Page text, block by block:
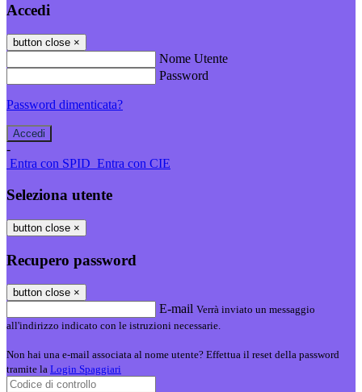
Accedi
button close ×
Nome Utente
Password
Password dimenticata?
-
Entra con SPID Entra con CIE
Seleziona utente
button close ×
Recupero password
button close ×
E-mail Verrà inviato un messaggio
all'indirizzo indicato con le istruzioni necessarie.
Non hai una e-mail associata al nome utente? Effettua il reset della password
tramite la Login Spaggiari